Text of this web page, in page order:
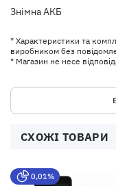
Знімна АКБ
* Характеристики та
виробником без
* Магазин не несе
СХОЖІ ТОВАРИ
0,01%